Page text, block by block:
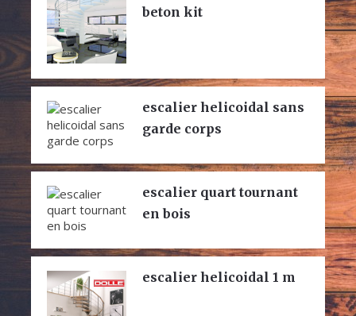
beton kit
escalier helicoidal sans
garde corps
escalier quart tournant
en bois
escalier helicoidal 1 m